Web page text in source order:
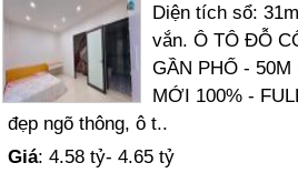
Diện tích sổ:
vắn. Ô TÔ ĐỖ
GẦN PHỐ - 50M
MỚI 100% -
đẹp ngõ thông, ô t..
Giá: 4.58 tỷ- 4.65 tỷ